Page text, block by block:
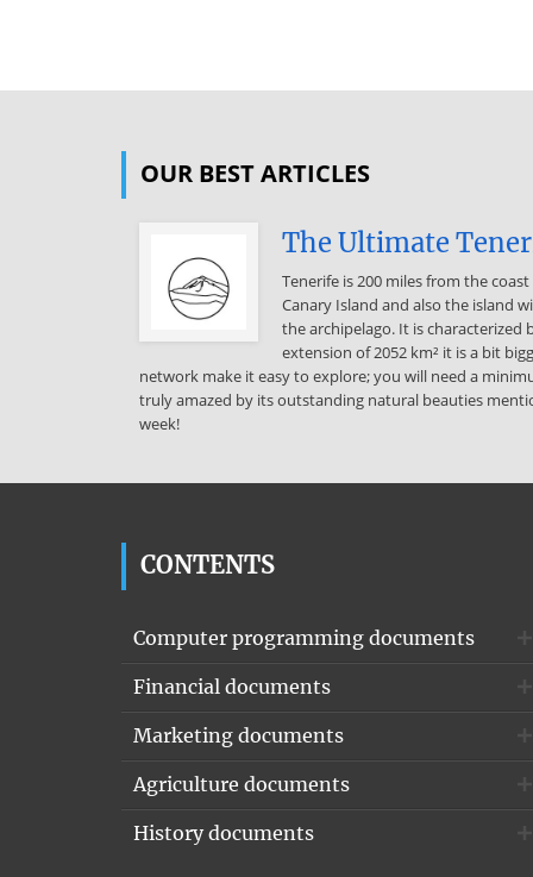
OUR BEST ARTICLES
The Ultimate
Tenerife is 200 miles from the
Canary Island and also the island
the archipelago. It is
extension of 2052 km² it is a bit
network make it easy to explore; you will need a
truly amazed by its outstanding natural beauties
week!
CONTENTS
Computer programming documents
Financial documents
Marketing documents
Agriculture documents
History documents